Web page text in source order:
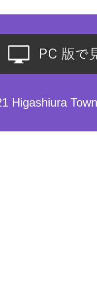
Higashiura